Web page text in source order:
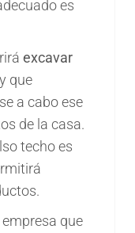
es
excavar
que
a cabo ese
de la casa.
techo es
que